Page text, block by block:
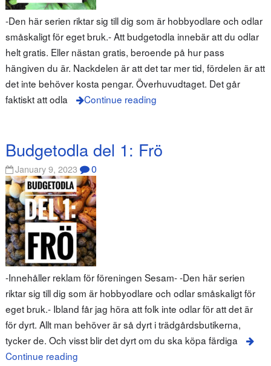
-Den här serien riktar sig till dig som är hobbyodlare och odlar
småskaligt för eget bruk.- Att budgetodla innebär att du odlar
helt gratis. Eller nästan gratis, beroende på hur pass
hängiven du är. Nackdelen är att det tar mer tid, fördelen är att
det inte behöver kosta pengar. Överhuvudtaget. Det går
faktiskt att odla
Continue reading
Budgetodla del 1: Frö
January 9, 2023 0
-Innehåller reklam för föreningen Sesam- -Den här serien
riktar sig till dig som är hobbyodlare och odlar småskaligt för
eget bruk.- Ibland får jag höra att folk inte odlar för att det är
för dyrt. Allt man behöver är så dyrt i trädgårdsbutikerna,
tycker de. Och visst blir det dyrt om du ska köpa färdiga
Continue reading